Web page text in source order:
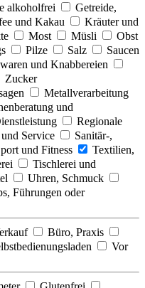
alkoholfrei
Getreide,
und Kakau
Kräuter und
Most Müsli
Obst
Pilze Salz
Saucen
und Knabbereien
Zucker
Metallverarbeitung
und
Regionale
Service
Sanitär-,
und Fitness
Textilien,
Tischlerei und
Uhren, Schmuck
Führungen oder
Büro, Praxis
Vor